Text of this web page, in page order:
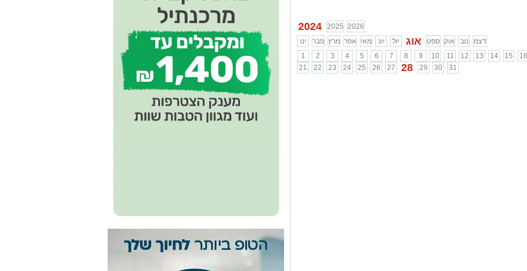
2024 2025 2026
ינו
פבר מרץ אפר מאי יונ יול אוג ספט אוק נוב
דצמ
1
2 3 4 5 6 7 8 9 10 11 12 13 14 15 16
21
22 23 24 25 26 27 28 29 30 31